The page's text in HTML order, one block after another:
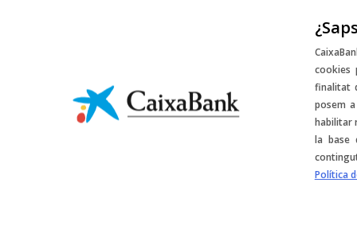
cookies
finalitat
posem
habilitar
la base
Política
Sorteigs i